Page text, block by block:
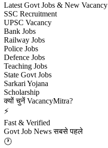
Latest Govt Jobs & New Vacancy
SSC Recruitment
UPSC Vacancy
Bank Jobs
Railway Jobs
Police Jobs
Defence Jobs
Teaching Jobs
State Govt Jobs
Sarkari Yojana
Scholarship
क्यों चुनें VacancyMitra?
⚡
Fast & Verified
Govt Job News सबसे पहले
🕐